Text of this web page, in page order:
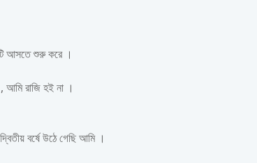
আসতে শুরু করে ।
রাজি হই না ।
বর্ষে উঠে গেছি আমি ।